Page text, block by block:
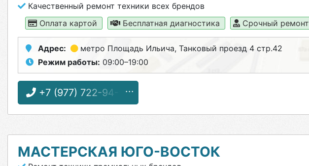
Качественный ремонт техники всех брендов
Оплата картой
Бесплатная диагностика Срочный ремонт
Адрес: метро Площадь Ильича, Танковый проезд 4 стр.42
Режим работы: 09:00–19:00
+7 (977) 722-94-97
МАСТЕРСКАЯ ЮГО-ВОСТОК